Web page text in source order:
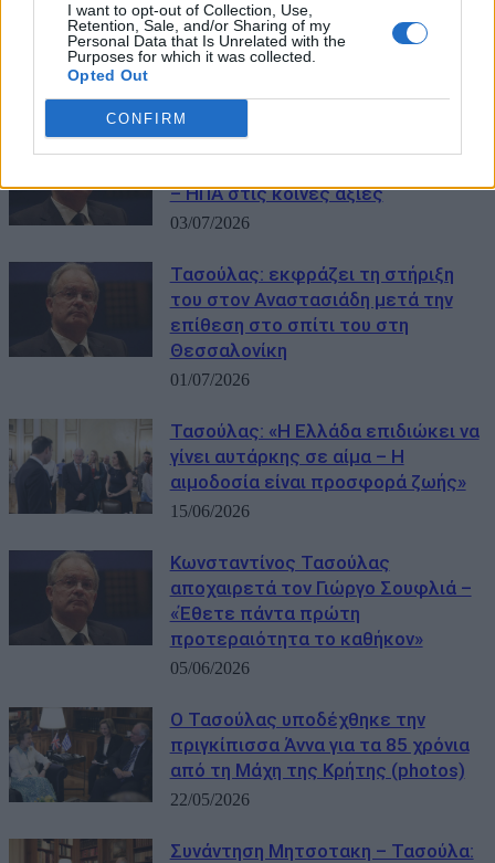
I want to opt-out of Collection, Use,
Retention, Sale, and/or Sharing of my
Personal Data that Is Unrelated with the
Purposes for which it was collected.
Opted Out
CONFIRM
ΜΠΟΡΕΙ ΝΑ ΣΑΣ ΕΝΔΙΑΦΕΡΕΙ
Επιστολή Τασούλα στον Τραμπ:
– ΗΠΑ στις κοινές αξίες
03/07/2026
Τασούλας: εκφράζει τη στήριξη
του στον Αναστασιάδη μετά την
επίθεση στο σπίτι του στη
Θεσσαλονίκη
01/07/2026
Τασούλας: «Η Ελλάδα επιδιώκει να
γίνει αυτάρκης σε αίμα – Η
αιμοδοσία είναι προσφορά ζωής»
15/06/2026
Κωνσταντίνος Τασούλας
αποχαιρετά τον Γιώργο Σουφλιά –
«Έθετε πάντα πρώτη
προτεραιότητα το καθήκον»
05/06/2026
Ο Τασούλας υποδέχθηκε την
πριγκίπισσα Άννα για τα 85 χρόνια
από τη Μάχη της Κρήτης (photos)
22/05/2026
Συνάντηση Μητσοτακη – Τασούλα: